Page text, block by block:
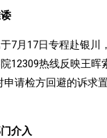
7月17日专程赴银
12309热线反映王
申请检方回避的诉
介入